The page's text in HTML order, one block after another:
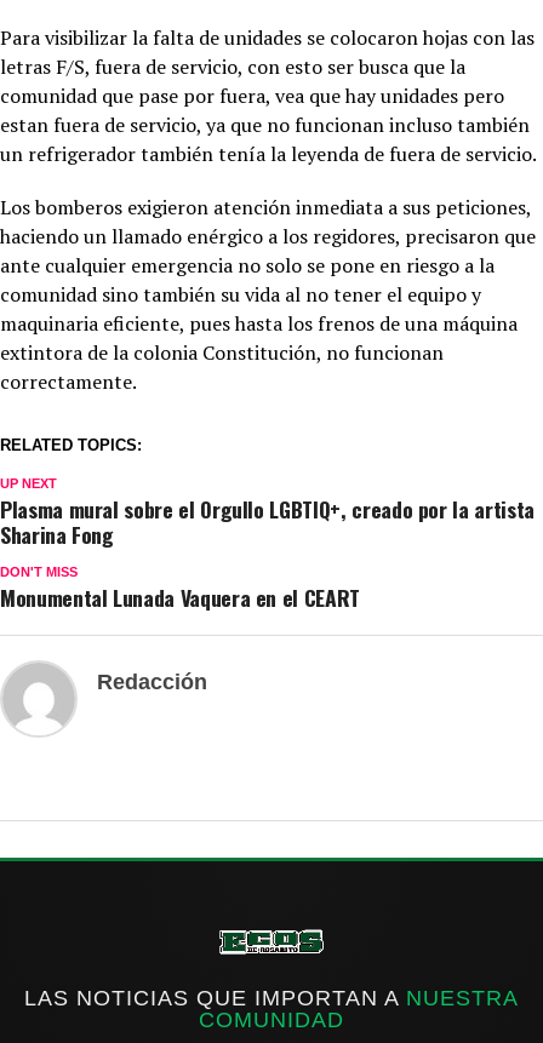
Para visibilizar la falta de unidades se colocaron hojas con las
letras F/S, fuera de servicio, con esto ser busca que la
comunidad que pase por fuera, vea que hay unidades pero
estan fuera de servicio, ya que no funcionan incluso también
un refrigerador también tenía la leyenda de fuera de servicio.
Los bomberos exigieron atención inmediata a sus peticiones,
haciendo un llamado enérgico a los regidores, precisaron que
ante cualquier emergencia no solo se pone en riesgo a la
comunidad sino también su vida al no tener el equipo y
maquinaria eficiente, pues hasta los frenos de una máquina
extintora de la colonia Constitución, no funcionan
correctamente.
RELATED TOPICS:
UP NEXT
Plasma mural sobre el Orgullo LGBTIQ+, creado por la artista
Sharina Fong
DON'T MISS
Monumental Lunada Vaquera en el CEART
Redacción
LAS NOTICIAS QUE IMPORTAN A NUESTRA
COMUNIDAD